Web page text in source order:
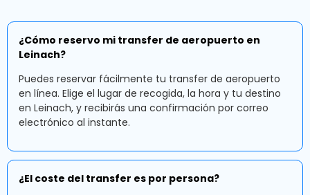
¿Cómo reservo mi transfer de aeropuerto en
Leinach?
Puedes reservar fácilmente tu transfer de aeropuerto
en línea. Elige el lugar de recogida, la hora y tu destino
en Leinach, y recibirás una confirmación por correo
electrónico al instante.
¿El coste del transfer es por persona?